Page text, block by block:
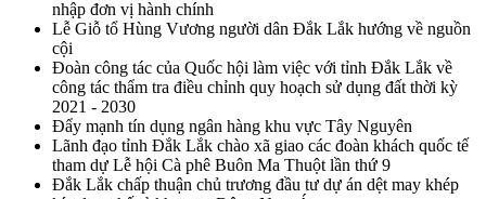
nhập đơn vị hành chính
Lễ Giỗ tổ Hùng Vương người dân Đắk Lắk hướng về nguồn
cội
Đoàn công tác của Quốc hội làm việc với tỉnh Đắk Lắk về
công tác thẩm tra điều chỉnh quy hoạch sử dụng đất thời kỳ
2021 - 2030
Đẩy mạnh tín dụng ngân hàng khu vực Tây Nguyên
Lãnh đạo tỉnh Đắk Lắk chào xã giao các đoàn khách quốc tế
tham dự Lễ hội Cà phê Buôn Ma Thuột lần thứ 9
Đắk Lắk chấp thuận chủ trương đầu tư dự án dệt may khép